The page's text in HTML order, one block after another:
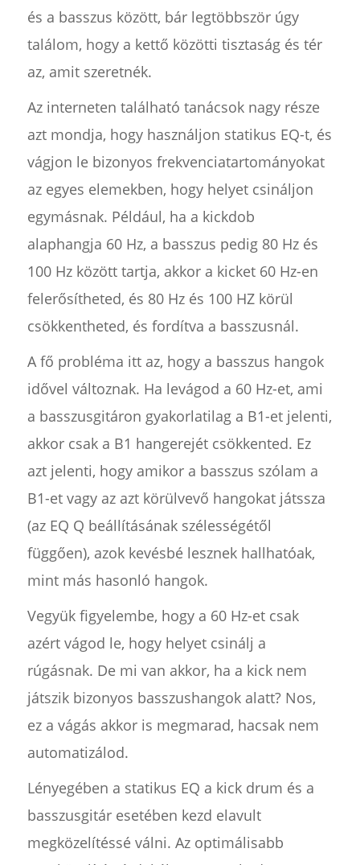
és a basszus között, bár legtöbbször úgy
találom, hogy a kettő közötti tisztaság és tér
az, amit szeretnék.
Az interneten található tanácsok nagy része
azt mondja, hogy használjon statikus EQ-t, és
vágjon le bizonyos frekvenciatartományokat
az egyes elemekben, hogy helyet csináljon
egymásnak. Például, ha a kickdob
alaphangja 60 Hz, a basszus pedig 80 Hz és
100 Hz között tartja, akkor a kicket 60 Hz-en
felerősítheted, és 80 Hz és 100 HZ körül
csökkentheted, és fordítva a basszusnál.
A fő probléma itt az, hogy a basszus hangok
idővel változnak. Ha levágod a 60 Hz-et, ami
a basszusgitáron gyakorlatilag a B1-et jelenti,
akkor csak a B1 hangerejét csökkented. Ez
azt jelenti, hogy amikor a basszus szólam a
B1-et vagy az azt körülvevő hangokat játssza
(az EQ Q beállításának szélességétől
függően), azok kevésbé lesznek hallhatóak,
mint más hasonló hangok.
Vegyük figyelembe, hogy a 60 Hz-et csak
azért vágod le, hogy helyet csinálj a
rúgásnak. De mi van akkor, ha a kick nem
játszik bizonyos basszushangok alatt? Nos,
ez a vágás akkor is megmarad, hacsak nem
automatizálod.
Lényegében a statikus EQ a kick drum és a
basszusgitár esetében kezd elavult
megközelítéssé válni. Az optimálisabb